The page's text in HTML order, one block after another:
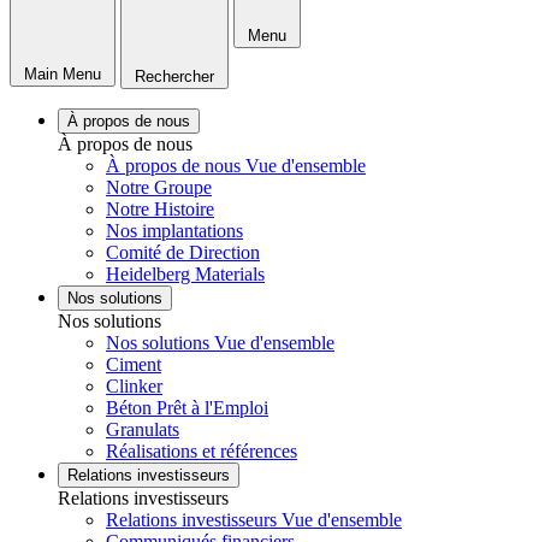
Main Menu Rechercher
Menu
À propos de nous
À propos de nous
À propos de nous Vue d'ensemble
Notre Groupe
Notre Histoire
Nos implantations
Comité de Direction
Heidelberg Materials
Nos solutions
Nos solutions
Nos solutions Vue d'ensemble
Ciment
Clinker
Béton Prêt à l'Emploi
Granulats
Réalisations et références
Relations investisseurs
Relations investisseurs
Relations investisseurs Vue d'ensemble